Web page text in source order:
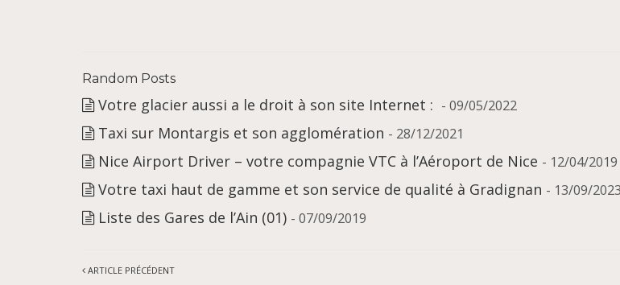
Random Posts
Votre glacier aussi a le droit à son site Internet : - 09/05/2022
Taxi sur Montargis et son agglomération - 28/12/2021
Nice Airport Driver – votre compagnie VTC à l’Aéroport de Nice - 12/04/2019
Votre taxi haut de gamme et son service de qualité à Gradignan - 13/09/2023
Liste des Gares de l’Ain (01) - 07/09/2019
ARTICLE PRÉCÉDENT